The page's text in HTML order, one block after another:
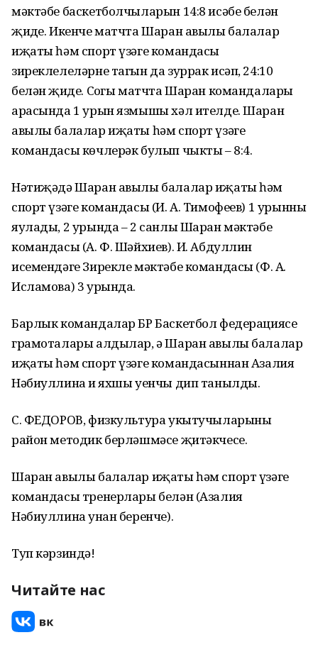
мәктәбе баскетболчыларын 14:8 исәбе белән
җиңде. Икенче матчта Шаран авылы балалар
иҗаты һәм спорт үзәге командасы
зиреклелеләрне тагын да зуррак исәп, 24:10
белән җиңде. Соңгы матчта Шаран командалары
арасында 1 урын язмышы хәл ителде. Шаран
авылы балалар иҗаты һәм спорт үзәге
командасы көчлерәк булып чыкты – 8:4.
Нәтиҗәдә Шаран авылы балалар иҗаты һәм
спорт үзәге командасы (И. А. Тимофеев) 1 урынны
яулады, 2 урында – 2 санлы Шаран мәктәбе
командасы (А. Ф. Шәйхиев). И. Абдуллин
исемендәге Зирекле мәктәбе командасы (Ф. А.
Исламова) 3 урында.
Барлык командалар БР Баскетбол федерациясе
грамоталары алдылар, ә Шаран авылы балалар
иҗаты һәм спорт үзәге командасыннан Азалия
Нәбиуллина иң яхшы уенчы дип танылды.
С. ФЕДОРОВ, физкультура укытучыларының
район методик берләшмәсе җитәкчесе.
Шаран авылы балалар иҗаты һәм спорт үзәге
командасы тренерлары белән (Азалия
Нәбиуллина уңнан беренче).
Туп кәрзиндә!
Читайте нас